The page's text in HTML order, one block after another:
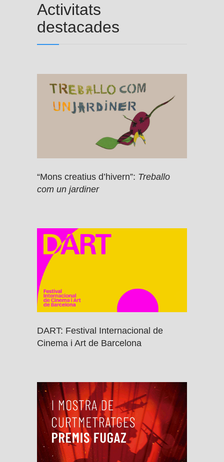
Activitats
destacades
“Mons creatius d’hivern”: Treballo
com un jardiner
DART: Festival Internacional de
Cinema i Art de Barcelona